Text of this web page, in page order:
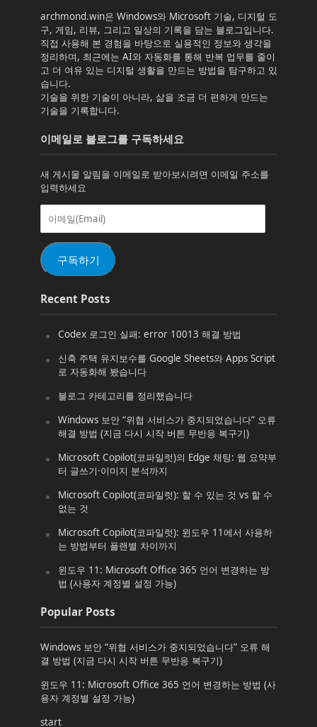
archmond.win은 Windows와 Microsoft 기술, 디지털 도
구, 게임, 리뷰, 그리고 일상의 기록을 담는 블로그입니다.
직접 사용해 본 경험을 바탕으로 실용적인 정보와 생각을
정리하며, 최근에는 AI와 자동화를 통해 반복 업무를 줄이
고 더 여유 있는 디지털 생활을 만드는 방법을 탐구하고 있
습니다.
기술을 위한 기술이 아니라, 삶을 조금 더 편하게 만드는
기술을 기록합니다.
이메일로 블로그를 구독하세요
새 게시물 알림을 이메일로 받아보시려면 이메일 주소를
입력하세요
이
일
(Email)
구독하기
Recent Posts
Codex 로그인 실패: error 10013 해결 방법
신축 주택 유지보수를 Google Sheets와 Apps Script
로 자동화해 봤습니다
블로그 카테고리를 정리했습니다
Windows 보안 “위협 서비스가 중지되었습니다” 오류
해결 방법 (지금 다시 시작 버튼 무반응 복구기)
Microsoft Copilot(코파일럿)의 Edge 채팅: 웹 요약부
터 글쓰기·이미지 분석까지
Microsoft Copilot(코파일럿): 할 수 있는 것 vs 할 수
없는 것
Microsoft Copilot(코파일럿): 윈도우 11에서 사용하
는 방법부터 플랜별 차이까지
윈도우 11: Microsoft Office 365 언어 변경하는 방
법 (사용자 계정별 설정 가능)
Popular Posts
Windows 보안 “위협 서비스가 중지되었습니다” 오류 해
결 방법 (지금 다시 시작 버튼 무반응 복구기)
윈도우 11: Microsoft Office 365 언어 변경하는 방법 (사
용자 계정별 설정 가능)
start